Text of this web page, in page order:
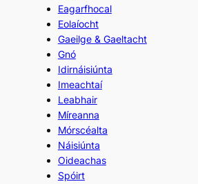
Eagarfhocal
Eolaíocht
Gaeilge & Gaeltacht
Gnó
Idirnáisiúnta
Imeachtaí
Leabhair
Míreanna
Mórscéalta
Náisiúnta
Oideachas
Spóirt